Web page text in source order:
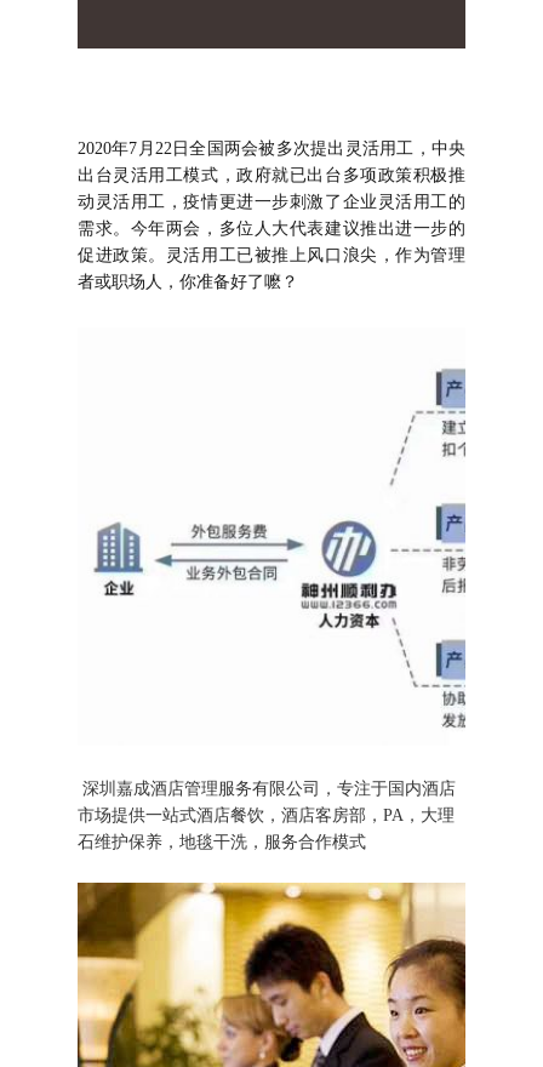
2020年7月22日全国两会被多次提出灵活用工，中央
出台灵活用工模式，政府就已出台多项政策积极推
动灵活用工，疫情更进一步刺激了企业灵活用工的
需求。今年两会，多位人大代表建议推出进一步的
促进政策。灵活用工已被推上风口浪尖，作为管理
者或职场人，你准备好了嚒？
深圳嘉成酒店管理服务有限公司，专注于国内酒店
市场提供一站式酒店餐饮，酒店客房部，PA，大理
石维护保养，地毯干洗，服务合作模式